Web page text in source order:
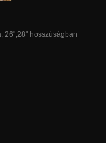
26",28" hosszúságban